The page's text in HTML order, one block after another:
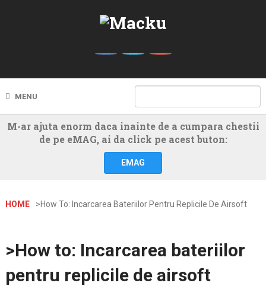
MENU
M-ar ajuta enorm daca inainte de a cumpara chestii
de pe eMAG, ai da click pe acest buton:
EMAG
HOME >How To: Incarcarea Bateriilor Pentru Replicile De Airsoft
>How to: Incarcarea bateriilor
pentru replicile de airsoft